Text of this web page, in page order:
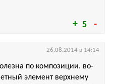
5
по композиции. во-
элемент верхнему
26.08.2014 в 14:14